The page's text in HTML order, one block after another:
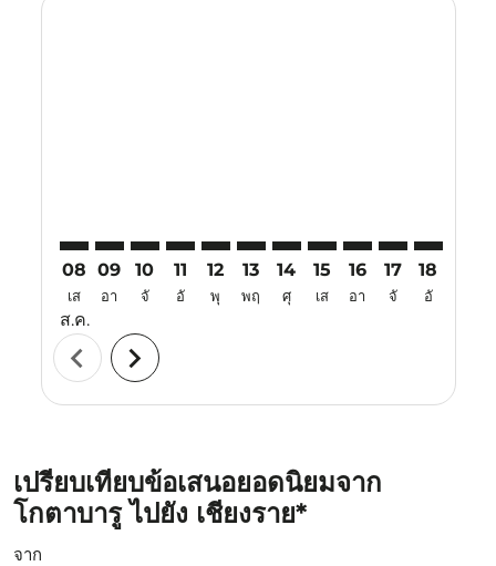
08
เส
ส.ค.
09
อา
10
จั
11
อั
12
พุ
13
พฤ
14
ศุ
15
เส
16
อา
17
จั
18
อั
chevron_left chevron_right
เปรียบเทียบข้อเสนอยอดนิยมจาก
โกตาบารู ไปยัง เชียงราย*
จาก